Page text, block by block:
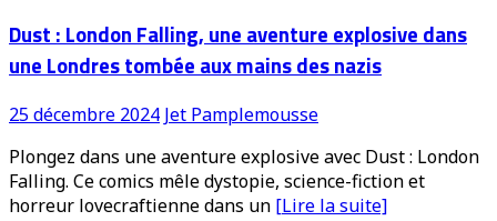
Dust : London Falling, une aventure explosive dans
une Londres tombée aux mains des nazis
25 décembre 2024 Jet Pamplemousse
Plongez dans une aventure explosive avec Dust : London
Falling. Ce comics mêle dystopie, science-fiction et
horreur lovecraftienne dans un [Lire la suite]